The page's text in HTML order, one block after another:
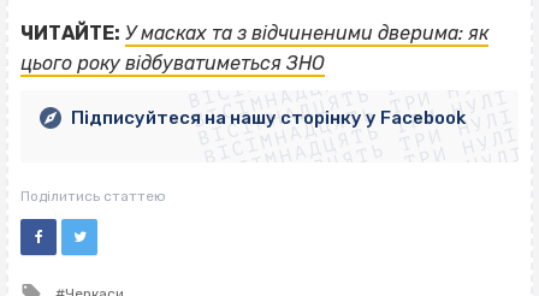
ЧИТАЙТЕ: У масках та з відчиненими дверима: як
цього року відбуватиметься ЗНОВІСІМНАДЦЯТЬ ТРИ НУЛІ
ВІСІМНАДЦЯТЬ ТРИ НУЛІ
ВІСІМНАДЦЯТЬ ТРИ НУЛІ
ВІСІМНАДЦЯТЬ ТРИ НУЛІ
ВІСІМНАДЦЯТЬ ТРИ НУЛІ
ВІСІМНАДЦЯТЬ ТРИ НУЛІ
ВІСІМНАДЦЯТЬ ТРИ НУЛІ
ВІСІМНАДЦЯТЬ ТРИ НУЛІ
Підписуйтеся на нашу сторінку у Facebook
Поділитись статтею
Tagged